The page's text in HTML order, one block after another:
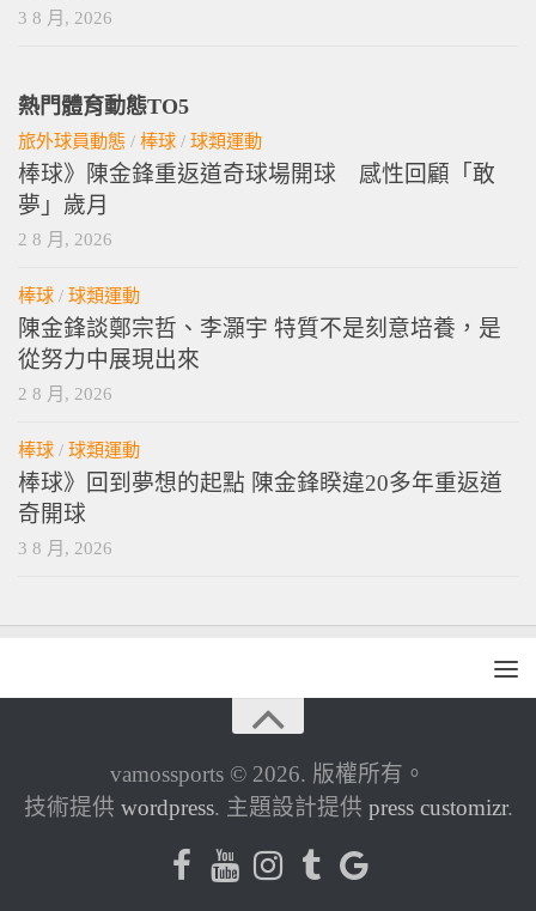
3 8 月, 2026
熱門體育動態TO5
旅外球員動態 / 棒球 / 球類運動
棒球》陳金鋒重返道奇球場開球 感性回顧「敢
夢」歲月
2 8 月, 2026
棒球 / 球類運動
陳金鋒談鄭宗哲、李灝宇 特質不是刻意培養，是
從努力中展現出來
2 8 月, 2026
棒球 / 球類運動
棒球》回到夢想的起點 陳金鋒睽違20多年重返道
奇開球
3 8 月, 2026
vamossports © 2026. 版權所有。
技術提供 wordpress. 主題設計提供 press customizr.